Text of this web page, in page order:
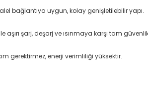
bağlantıya uygun, kolay genişletilebilir yapı.
aşırı şarj, deşarj ve ısınmaya karşı tam
gerektirmez, enerji verimliliği yüksektir.